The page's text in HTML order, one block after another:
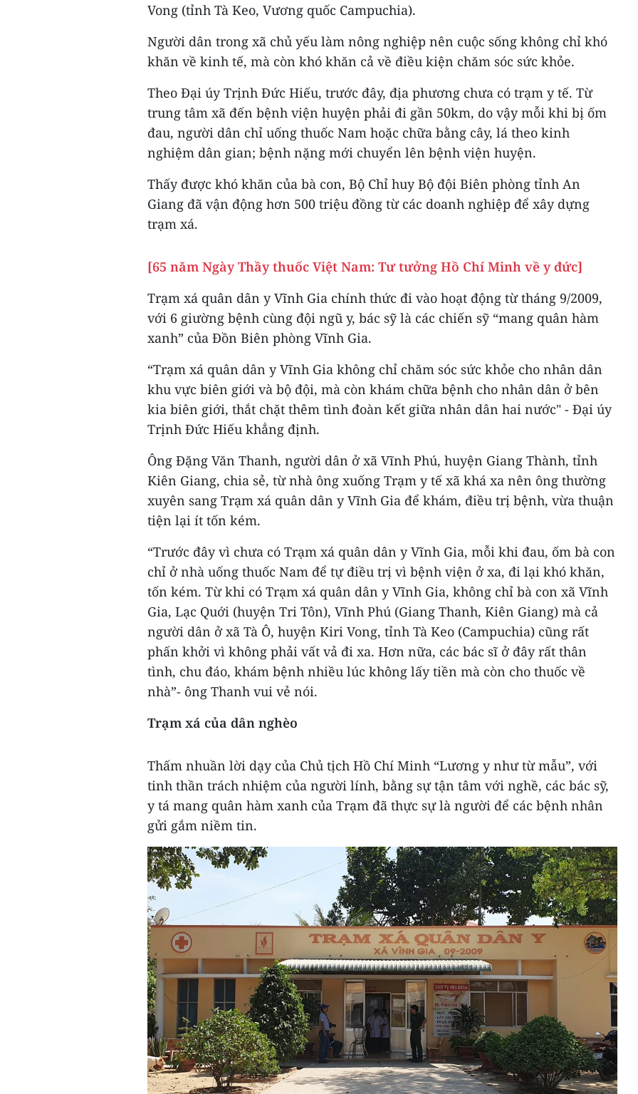
Vong (tỉnh Tà Keo, Vương quốc Campuchia).
Người dân trong xã chủ yếu làm nông nghiệp nên cuộc sống không chỉ khó
khăn về kinh tế, mà còn khó khăn cả về điều kiện chăm sóc sức khỏe.
Theo Đại úy Trịnh Đức Hiếu, trước đây, địa phương chưa có trạm y tế. Từ
trung tâm xã đến bệnh viện huyện phải đi gần 50km, do vậy mỗi khi bị ốm
đau, người dân chỉ uống thuốc Nam hoặc chữa bằng cây, lá theo kinh
nghiệm dân gian; bệnh nặng mới chuyển lên bệnh viện huyện.
Thấy được khó khăn của bà con, Bộ Chỉ huy Bộ đội Biên phòng tỉnh An
Giang đã vận động hơn 500 triệu đồng từ các doanh nghiệp để xây dựng
trạm xá.
[65 năm Ngày Thầy thuốc Việt Nam: Tư tưởng Hồ Chí Minh về y đức]
Trạm xá quân dân y Vĩnh Gia chính thức đi vào hoạt động từ tháng 9/2009,
với 6 giường bệnh cùng đội ngũ y, bác sỹ là các chiến sỹ “mang quân hàm
xanh” của Đồn Biên phòng Vĩnh Gia.
“Trạm xá quân dân y Vĩnh Gia không chỉ chăm sóc sức khỏe cho nhân dân
khu vực biên giới và bộ đội, mà còn khám chữa bệnh cho nhân dân ở bên
kia biên giới, thắt chặt thêm tình đoàn kết giữa nhân dân hai nước" - Đại úy
Trịnh Đức Hiếu khẳng định.
Ông Đặng Văn Thanh, người dân ở xã Vĩnh Phú, huyện Giang Thành, tỉnh
Kiên Giang, chia sẻ, từ nhà ông xuống Trạm y tế xã khá xa nên ông thường
xuyên sang Trạm xá quân dân y Vĩnh Gia để khám, điều trị bệnh, vừa thuận
tiện lại ít tốn kém.
“Trước đây vì chưa có Trạm xá quân dân y Vĩnh Gia, mỗi khi đau, ốm bà con
chỉ ở nhà uống thuốc Nam để tự điều trị vì bệnh viện ở xa, đi lại khó khăn,
tốn kém. Từ khi có Trạm xá quân dân y Vĩnh Gia, không chỉ bà con xã Vĩnh
Gia, Lạc Quới (huyện Tri Tôn), Vĩnh Phú (Giang Thanh, Kiên Giang) mà cả
người dân ở xã Tà Ô, huyện Kiri Vong, tỉnh Tà Keo (Campuchia) cũng rất
phấn khởi vì không phải vất vả đi xa. Hơn nữa, các bác sĩ ở đây rất thân
tình, chu đáo, khám bệnh nhiều lúc không lấy tiền mà còn cho thuốc về
nhà”- ông Thanh vui vẻ nói.
Trạm xá của dân nghèo
Thấm nhuần lời dạy của Chủ tịch Hồ Chí Minh “Lương y như từ mẫu”, với
tinh thần trách nhiệm của người lính, bằng sự tận tâm với nghề, các bác sỹ,
y tá mang quân hàm xanh của Trạm đã thực sự là người để các bệnh nhân
gửi gắm niềm tin.